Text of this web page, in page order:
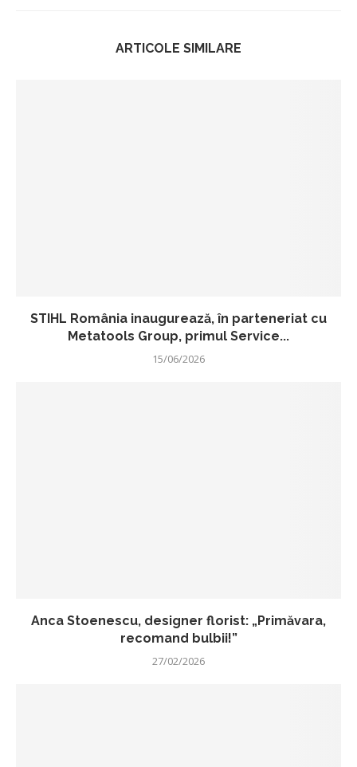
ARTICOLE SIMILARE
STIHL România inaugurează, în parteneriat cu
Metatools Group, primul Service...
15/06/2026
Anca Stoenescu, designer florist: „Primăvara,
recomand bulbii!”
27/02/2026